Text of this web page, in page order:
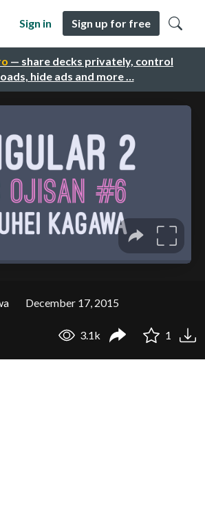
— share decks privately, control
hide ads and more …
Sign in Sign up for free
December 17, 2015
3.1k 1